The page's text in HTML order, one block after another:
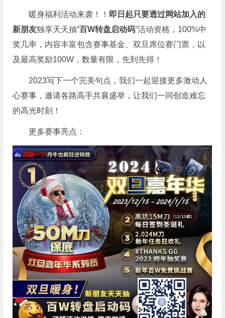
暖身福利活动来袭！！ 即日起只要透过网站加入的
新朋友独享天天抽“百W转盘启动码”活动资格，100%中
奖几率，内容丰富包含赛事基金、双旦席位赛门票，以
及最高奖励100W，数量有限，先到先得！
2023写下一个完美句点，我们一起迎接更多激动人
心赛事，邀请各路高手共襄盛举，让我们一同创造难忘
的高光时刻！
更多赛事亮点：